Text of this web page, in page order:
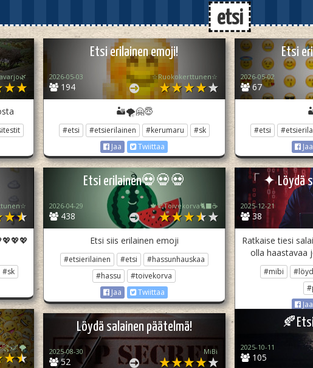
etsi
Etsi erilainen emoji!
194
2026-05-03 ☆Ruokokerttunen☆
🏜🌪🤗😇
#etsi #etsierilainen #kerumaru
#sk
Jaa
Twiittaa
Etsi
67
2026-05-02
#etsi
Jaa
#sk
Etsi erilainen💀💀💀
438
2026-04-29 🍁🍂Toivekorva🐈‍⬛☕
Etsi siis erilainen emoji
#etsierilainen #etsi
#hassunhauskaa
#hassu
#toivekorva
Jaa
Twiittaa
「 ✦ Löydä
38
2025-12-21
Ratkaise tiesi
olla haastavaa
#mibi
Jaa
⊹꧂🌌🌪
105
2025-10-11
Löydä salainen päätelmä!
52
2025-08-30 MiBi